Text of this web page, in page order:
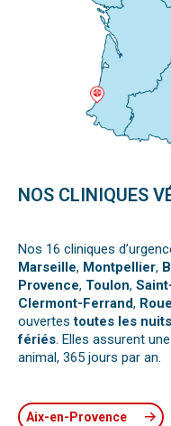
NOS CLINIQUES
Nos 16 cliniques
Marseille, Montpellier,
Provence, Toulon,
Clermont-Ferrand,
ouvertestoutes les
fériés. Elles assurent
animal, 365 jours par an.
Aix-en-Provence